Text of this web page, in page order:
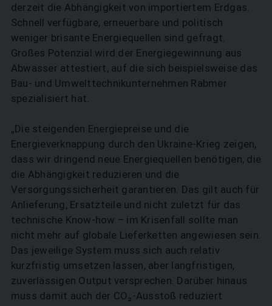
derzeit die Abhängigkeit von importiertem Erdgas.
Schnell verfügbare, erneuerbare und politisch
weniger brisante Energiequellen sind gefragt.
Großes Potenzial wird der Energiegewinnung aus
Abwasser attestiert, auf die sich beispielsweise das
Bau- und Umwelttechnikunter­nehmen Rabmer
spezialisiert hat.
„Die steigenden Energiepreise und die
Energieverknappung durch den Ukraine-Krieg zeigen,
dass wir dringend neue Energiequellen benötigen, die
die Abhängigkeit reduzieren und die
Versorgungssicherheit garantieren. Das gilt auch für
Anlieferung, Ersatzteile und nicht zuletzt für das
technische Know-how – im Krisenfall sollte man
nicht mehr auf globale Lieferketten angewiesen sein.
Das jeweilige System muss sich auch relativ
kurzfristig umsetzen lassen, aber langfristigen,
zuverlässigen Output versprechen. Darüber hinaus
muss damit auch der CO₂-Ausstoß reduziert